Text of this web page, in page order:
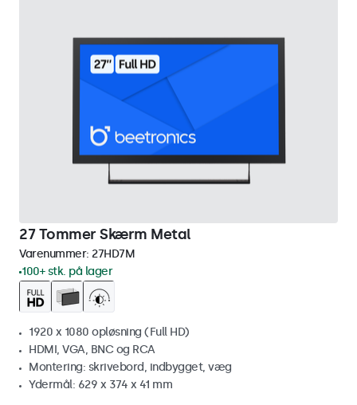
27 Tommer Skærm Metal
Varenummer: 27HD7M
100+ stk. på lager
1920 x 1080 opløsning (Full HD)
HDMI, VGA, BNC og RCA
Montering: skrivebord, indbygget, væg
Ydermål: 629 x 374 x 41 mm